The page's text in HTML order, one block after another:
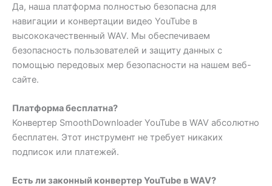
Да, наша платформа полностью безопасна для
навигации и конвертации видео YouTube в
высококачественный WAV. Мы обеспечиваем
безопасность пользователей и защиту данных с
помощью передовых мер безопасности на нашем веб-
сайте.
Платформа бесплатна?
Конвертер SmoothDownloader YouTube в WAV абсолютно
бесплатен. Этот инструмент не требует никаких
подписок или платежей.
Есть ли законный конвертер YouTube в WAV?